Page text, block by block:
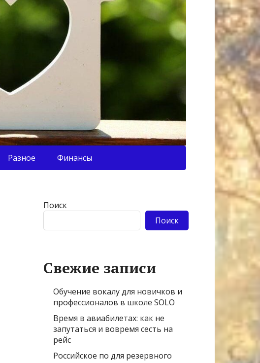
Разное Финансы
Поиск
Поиск
Свежие записи
Обучение вокалу для новичков и
профессионалов в школе SOLO
Время в авиабилетах: как не
запутаться и вовремя сесть на
рейс
Российское по для резервного